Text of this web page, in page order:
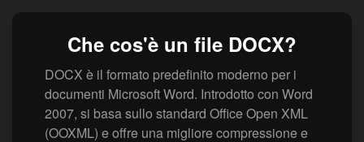
Che cos'è un file DOCX?
DOCX è il formato predefinito moderno per i
documenti Microsoft Word. Introdotto con Word
2007, si basa sullo standard Office Open XML
(OOXML) e offre una migliore compressione e